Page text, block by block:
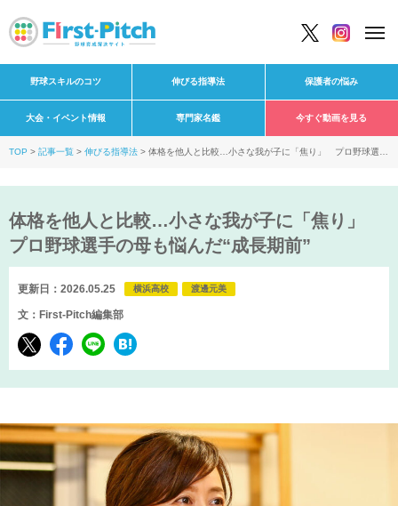
野球スキルのコツ 伸びる指導法 保護者の悩み
大会・イベント情報 専門家名鑑 今すぐ動画を見る
TOP 記事一覧 伸びる指導法
体格を他人と比較…小さな我が子に「焦り」 プロ野球選手
体格を他人と比較…小さな我が子に「焦り」
プロ野球選手の母も悩んだ“成長期前”
更新日：2026.05.25 横浜高校 渡邊元美
文：First-Pitch編集部